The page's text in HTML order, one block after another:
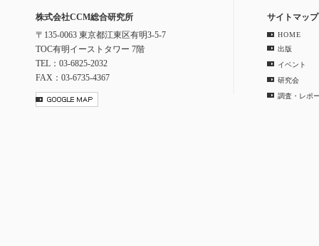
株式会社CCM総合研究所
〒135-0063 東京都江東区有明3-5-7
TOC有明イーストタワー 7階
TEL：03-6825-2032
FAX：03-6735-4367
サイトマップ
HOME
出版
イベント
研究会
調査・レポ